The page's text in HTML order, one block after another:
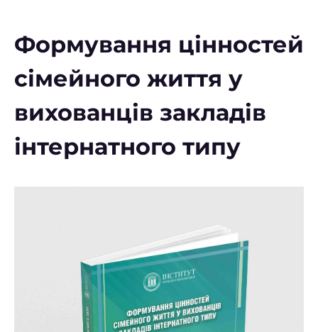
Формування цінностей
сімейного життя у
вихованців закладів
інтернатного типу